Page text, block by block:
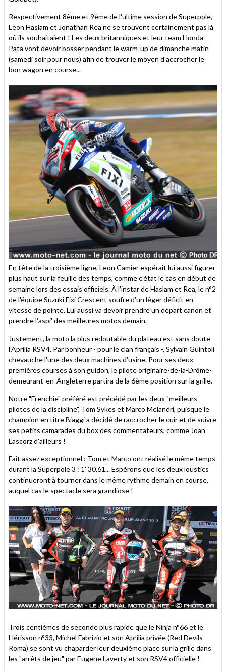
Respectivement 8ème et 9ème de l'ultime session de Superpole,
Leon Haslam et Jonathan Rea ne se trouvent certainement pas là
où ils souhaitaient ! Les deux britanniques et leur team Honda
Pata vont devoir bosser pendant le warm-up de dimanche matin
(samedi soir pour nous) afin de trouver le moyen d'accrocher le
bon wagon en course...
En tête de la troisième ligne, Leon Camier espérait lui aussi figurer
plus haut sur la feuille des temps, comme c'état le cas en début de
semaine lors des essais officiels. À l'instar de Haslam et Rea, le n°2
de l'équipe Suzuki Fixi Crescent soufre d'un léger déficit en
vitesse de pointe. Lui aussi va devoir prendre un départ canon et
prendre l'aspi' des meilleures motos demain.
Justement, la moto la plus redoutable du plateau est sans doute
l'Aprilia RSV4. Par bonheur - pour le clan français -, Sylvain Guintoli
chevauche l'une des deux machines d'usine. Pour ses deux
premières courses à son guidon, le pilote originaire-de-la-Drôme-
demeurant-en-Angleterre partira de la 6ème position sur la grille.
Notre "Frenchie" préféré est précédé par les deux "meilleurs
pilotes de la discipline", Tom Sykes et Marco Melandri, puisque le
champion en titre Biaggi a décidé de raccrocher le cuir et de suivre
ses petits camarades du box des commentateurs, comme Joan
Lascorz d'ailleurs !
Fait assez exceptionnel : Tom et Marco ont réalisé le même temps
durant la Superpole 3 : 1' 30,61... Espérons que les deux loustics
continueront à tourner dans le même rythme demain en course,
auquel cas le spectacle sera grandiose !
Trois centièmes de seconde plus rapide que le Ninja n°66 et le
Hérisson n°33, Michel Fabrizio et son Aprilia privée (Red Devils
Roma) se sont vu chaparder leur deuxième place sur la grille dans
les "arrêts de jeu" par Eugene Laverty et son RSV4 officielle !